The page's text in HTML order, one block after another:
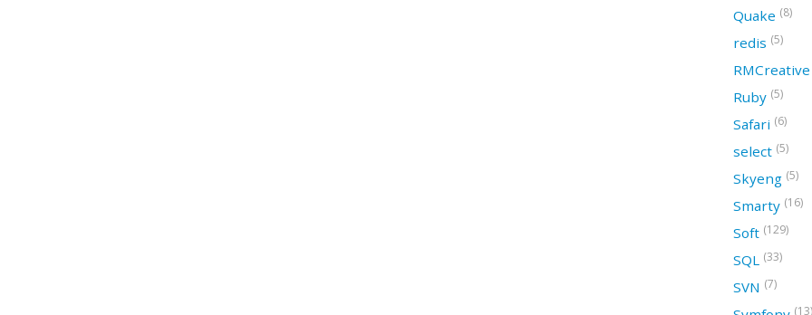
Quake (8)
redis (5)
RMCreative
Ruby (5)
Safari (6)
select (5)
Skyeng (5)
Smarty (16)
Soft (129)
SQL (33)
SVN (7)
(13)